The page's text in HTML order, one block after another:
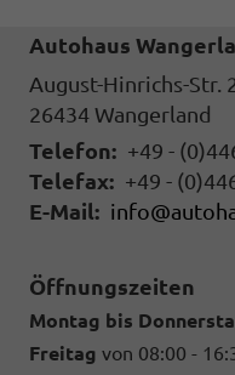
Autohaus
August-Hinrichs-Str.
26434 Wangerland
Telefon: +49 -
Telefax: +49 -
E-Mail:
Öffnungszeiten
Montag bis
Freitag von 08:00 -